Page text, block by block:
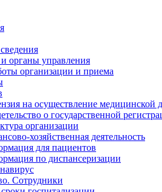
органы управления
организации и приема
на осуществление медицинской
о государственной
организации
хозяйственная деятельность
для пациентов
по диспансеризации
Сотрудники